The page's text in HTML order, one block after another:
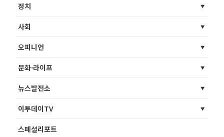
정치
사회
오피니언
문화·라이프
뉴스발전소
이투데이TV
스페셜리포트